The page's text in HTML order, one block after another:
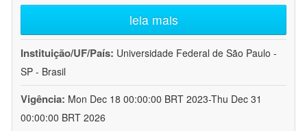
leia mais
Instituição/UF/País: Universidade Federal de São Paulo -
SP - Brasil
Vigência: Mon Dec 18 00:00:00 BRT 2023-Thu Dec 31
00:00:00 BRT 2026